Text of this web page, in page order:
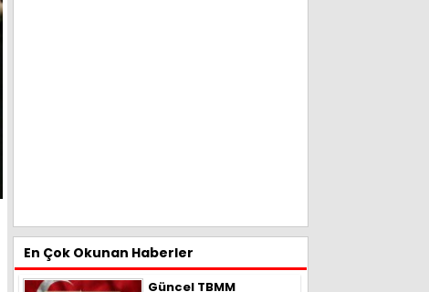
En Çok Okunan Haberler
Güncel TBMM